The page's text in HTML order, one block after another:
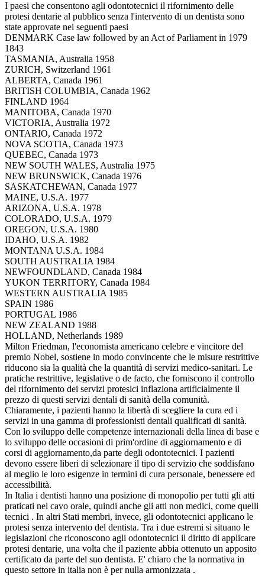
I paesi che consentono agli odontotecnici il rifornimento delle
protesi dentarie al pubblico senza l'intervento di un dentista sono
state approvate nei seguenti paesi
DENMARK Case law followed by an Act of Parliament in 1979
1843
TASMANIA, Australia 1958
ZURICH, Switzerland 1961
ALBERTA, Canada 1961
BRITISH COLUMBIA, Canada 1962
FINLAND 1964
MANITOBA, Canada 1970
VICTORIA, Australia 1972
ONTARIO, Canada 1972
NOVA SCOTIA, Canada 1973
QUEBEC, Canada 1973
NEW SOUTH WALES, Australia 1975
NEW BRUNSWICK, Canada 1976
SASKATCHEWAN, Canada 1977
MAINE, U.S.A. 1977
ARIZONA, U.S.A. 1978
COLORADO, U.S.A. 1979
OREGON, U.S.A. 1980
IDAHO, U.S.A. 1982
MONTANA U.S.A. 1984
SOUTH AUSTRALIA 1984
NEWFOUNDLAND, Canada 1984
YUKON TERRITORY, Canada 1984
WESTERN AUSTRALIA 1985
SPAIN 1986
PORTUGAL 1986
NEW ZEALAND 1988
HOLLAND, Netherlands 1989
Milton Friedman, l'economista americano celebre e vincitore del
premio Nobel, sostiene in modo convincente che le misure restrittive
riducono sia la qualità che la quantità di servizi medico-sanitari. Le
pratiche restrittive, legislative o de facto, che forniscono il controllo
del rifornimento dei servizi protesici inflaziona artificialmente il
prezzo di questi servizi dentali di sanità della comunità.
Chiaramente, i pazienti hanno la libertà di scegliere la cura ed i
servizi in una gamma di professionisti dentali qualificati di sanità.
Con lo sviluppo delle competenze internazionali della linea di base e
lo sviluppo delle occasioni di prim'ordine di aggiornamento e di
corsi di aggiornamento,da parte degli odontotecnici. I pazienti
devono essere liberi di selezionare il tipo di servizio che soddisfano
al meglio le loro esigenze in termini di cura personale, benessere ed
accessibilità.
In Italia i dentisti hanno una posizione di monopolio per tutti gli atti
praticati nel cavo orale, quindi anche gli atti non medici, come quelli
tecnici . In altri Stati membri, invece, gli odontotecnici applicano le
protesi senza intervento del dentista. Tra i due estremi si situano le
legislazioni che riconoscono agli odontotecnici il diritto di applicare
protesi dentarie, una volta che il paziente abbia ottenuto un apposito
certificato da parte del suo dentista. E' chiaro che la normativa in
questo settore in italia non è per nulla armonizzata .